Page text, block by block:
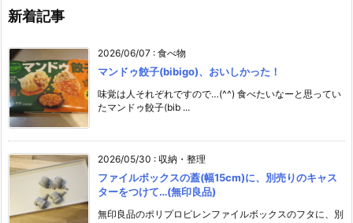
新着記事
2026/06/07 : 食べ物
マンドゥ餃子(bibigo)、おいしかった！
味覚は人それぞれですので…(^^) 食べたいなーと思ってい
たマンドゥ餃子(bib ...
2026/05/30 : 収納・整理
ファイルボックスの蓋(幅15cm)に、別売りのキャス
ターをつけて…(無印良品)
無印良品のポリプロピレンファイルボックスのフタに、別